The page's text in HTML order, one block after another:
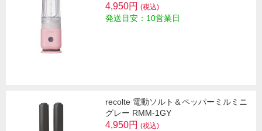
4,950円 (税込)
発送目安：10営業日
recolte 電動ソルト＆ペッパーミルミニ
グレー RMM-1GY
4,950円 (税込)